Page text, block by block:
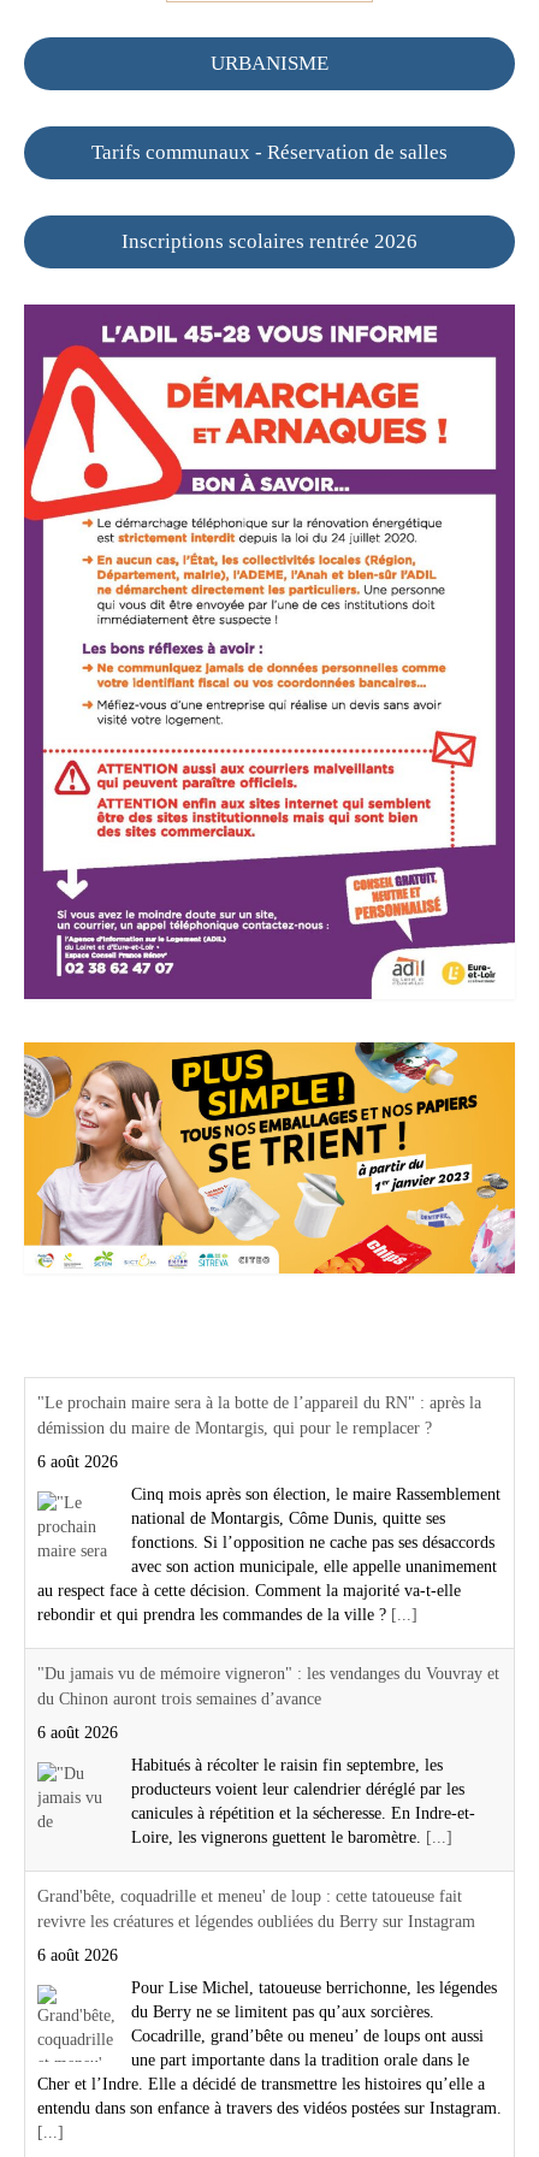
URBANISME
Tarifs communaux - Réservation de salles
Inscriptions scolaires rentrée 2026
"Le prochain maire sera à la botte de l’appareil du RN" : après la
démission du maire de Montargis, qui pour le remplacer ?
6 août 2026
Cinq mois après son élection, le maire Rassemblement
national de Montargis, Côme Dunis, quitte ses
fonctions. Si l’opposition ne cache pas ses désaccords
avec son action municipale, elle appelle unanimement
au respect face à cette décision. Comment la majorité va-t-elle
rebondir et qui prendra les commandes de la ville ? [...]
"Du jamais vu de mémoire vigneron" : les vendanges du Vouvray et
du Chinon auront trois semaines d’avance
6 août 2026
Habitués à récolter le raisin fin septembre, les
producteurs voient leur calendrier déréglé par les
canicules à répétition et la sécheresse. En Indre-et-
Loire, les vignerons guettent le baromètre. [...]
Grand'bête, coquadrille et meneu' de loup : cette tatoueuse fait
revivre les créatures et légendes oubliées du Berry sur Instagram
6 août 2026
Pour Lise Michel, tatoueuse berrichonne, les légendes
du Berry ne se limitent pas qu’aux sorcières.
Cocadrille, grand’bête ou meneu’ de loups ont aussi
une part importante dans la tradition orale dans le
Cher et l’Indre. Elle a décidé de transmettre les histoires qu’elle a
entendu dans son enfance à travers des vidéos postées sur Instagram.
[...]